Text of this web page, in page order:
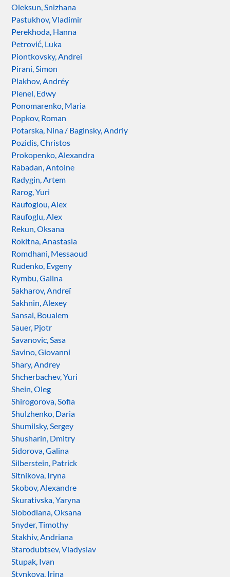
Oleksun, Snizhana
Pastukhov, Vladimir
Perekhoda, Hanna
Petrović, Luka
Piontkovsky, Andrei
Pirani, Simon
Plakhov, Andréy
Plenel, Edwy
Ponomarenko, Maria
Popkov, Roman
Potarska, Nina / Baginsky, Andriy
Pozidis, Christos
Prokopenko, Alexandra
Rabadan, Antoine
Radygin, Artem
Rarog, Yuri
Raufoglou, Alex
Raufoglu, Alex
Rekun, Oksana
Rokitna, Anastasia
Romdhani, Messaoud
Rudenko, Evgeny
Rymbu, Galina
Sakharov, Andreï
Sakhnin, Alexey
Sansal, Boualem
Sauer, Pjotr
Savanovic, Sasa
Savino, Giovanni
Shary, Andrey
Shcherbachev, Yuri
Shein, Oleg
Shirogorova, Sofia
Shulzhenko, Daria
Shumilsky, Sergey
Shusharin, Dmitry
Sidorova, Galina
Silberstein, Patrick
Sitnikova, Iryna
Skobov, Alexandre
Skurativska, Yaryna
Slobodiana, Oksana
Snyder, Timothy
Stakhiv, Andriana
Starodubtsev, Vladyslav
Stupak, Ivan
Stynkova, Irina